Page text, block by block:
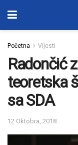
Početna Vijesti
Radončić
teoretska
sa SDA
12 Oktobra, 2018